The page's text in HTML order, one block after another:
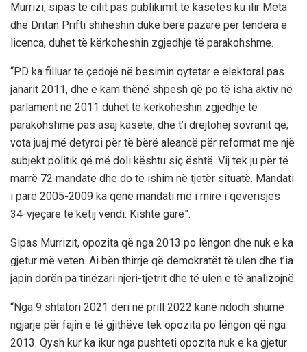
Murrizi, sipas të cilit pas publikimit të kasetës ku ilir Meta
dhe Dritan Prifti shiheshin duke bërë pazare për tendera e
licenca, duhet të kërkoheshin zgjedhje të parakohshme.
“PD ka filluar të çedojë në besimin qytetar e elektoral pas
janarit 2011, dhe e kam thënë shpesh që po të isha aktiv në
parlament në 2011 duhet të kërkoheshin zgjedhje të
parakohshme pas asaj kasete, dhe t’i drejtohej sovranit që;
vota juaj më detyroi për të bërë aleancë për reformat me një
subjekt politik që më doli kështu siç është. Vij tek ju për të
marrë 72 mandate dhe do të ishim në tjetër situatë. Mandati
i parë 2005-2009 ka qenë mandati më i mirë i qeverisjes
34-vjeçare të këtij vendi. Kishte garë”.
Sipas Murrizit, opozita që nga 2013 po lëngon dhe nuk e ka
gjetur më veten. Ai bën thirrje që demokratët të ulen dhe t’ia
japin dorën pa tinëzari njëri-tjetrit dhe të ulen e të analizojnë.
“Nga 9 shtatori 2021 deri në prill 2022 kanë ndodh shumë
ngjarje për fajin e të gjithëve tek opozita po lëngon që nga
2013. Qysh kur ka ikur nga pushteti opozita nuk e ka gjetur